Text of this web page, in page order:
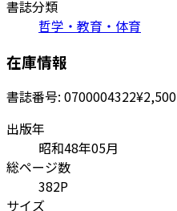
書誌分類
哲学・教育・体育
在庫情報
書誌番号: 0700004322¥2,500
出版年
昭和48年05月
総ページ数
382P
サイズ